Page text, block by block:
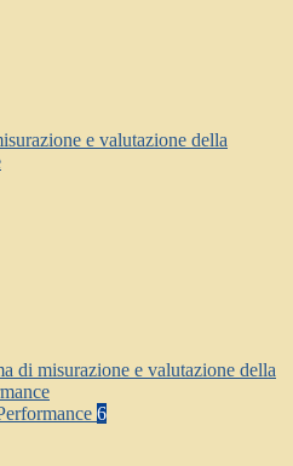
e valutazione della
di misurazione e valutazione della
6